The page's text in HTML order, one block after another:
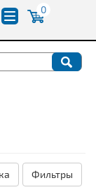
0
Фильтры